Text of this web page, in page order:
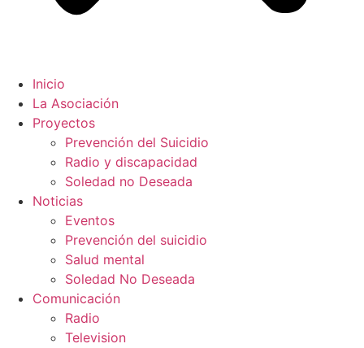
Inicio
La Asociación
Proyectos
Prevención del Suicidio
Radio y discapacidad
Soledad no Deseada
Noticias
Eventos
Prevención del suicidio
Salud mental
Soledad No Deseada
Comunicación
Radio
Television